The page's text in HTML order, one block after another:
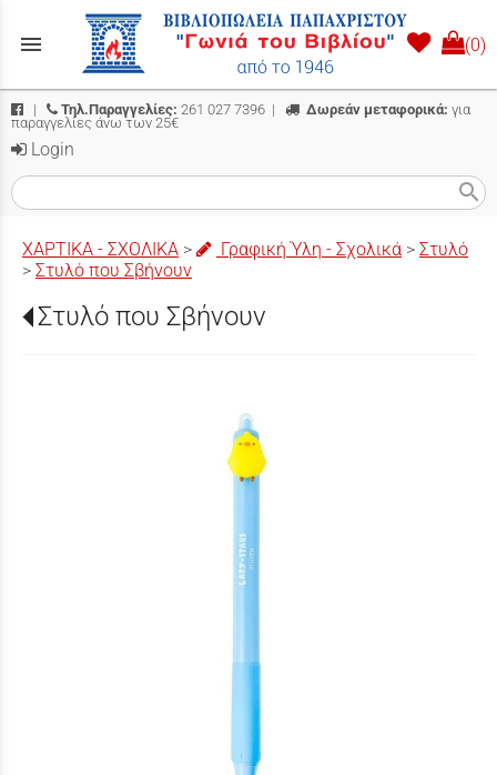
menu (0)
| Τηλ.Παραγγελίες: 261 027 7396 | Δωρεάν μεταφορικά: για
παραγγελίες άνω των 25€
Login
search
ΧΑΡΤΙΚΑ - ΣΧΟΛΙΚΑ > Γραφική Ύλη - Σχολικά > Στυλό
> Στυλό που Σβήνουν
Στυλό που Σβήνουν